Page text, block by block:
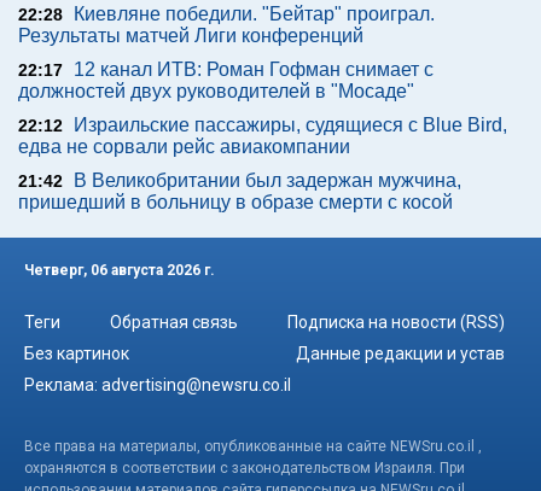
22:28
Киевляне победили. "Бейтар" проиграл.
Результаты матчей Лиги конференций
22:17
12 канал ИТВ: Роман Гофман снимает с
должностей двух руководителей в "Мосаде"
22:12
Израильские пассажиры, судящиеся с Blue Bird,
едва не сорвали рейс авиакомпании
21:42
В Великобритании был задержан мужчина,
пришедший в больницу в образе смерти с косой
Четверг, 06 августа 2026 г.
Теги Обратная связь
Подписка на новости (RSS)
Без картинок
Данные редакции и устав
Реклама: advertising@newsru.co.il
Все права на материалы, опубликованные на сайте NEWSru.co.il ,
охраняются в соответствии с законодательством Израиля. При